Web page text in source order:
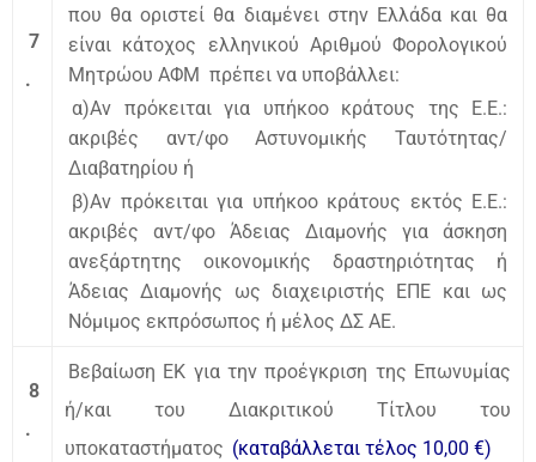
7
.
που θα οριστεί θα διαμένει στην Ελλάδα και θα
είναι κάτοχος ελληνικού Αριθμού Φορολογικού
Μητρώου ΑΦΜ πρέπει να υποβάλλει:
α)Αν πρόκειται για υπήκοο κράτους της Ε.Ε.:
ακριβές αντ/φο Αστυνομικής Ταυτότητας/
Διαβατηρίου ή
β)Αν πρόκειται για υπήκοο κράτους εκτός Ε.Ε.:
ακριβές αντ/φο Άδειας Διαμονής για άσκηση
ανεξάρτητης οικονομικής δραστηριότητας ή
Άδειας Διαμονής ως διαχειριστής ΕΠΕ και ως
Νόμιμος εκπρόσωπος ή μέλος ΔΣ ΑΕ.
8
.
Βεβαίωση ΕΚ για την προέγκριση της Επωνυμίας
ή/και του Διακριτικού Τίτλου του
υποκαταστήματος (καταβάλλεται τέλος 10,00 €)